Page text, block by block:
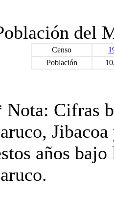
del
Censo
Población
Nota: Cifras
años